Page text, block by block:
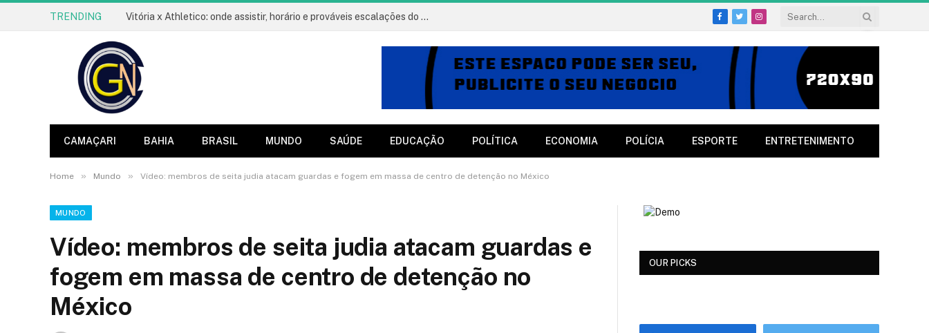
TRENDING Vitória x Athletico: onde assistir, horário e prováveis escalações do jogo
Facebook
TwitterInstagram
CAMAÇARI BAHIA BRASIL MUNDO SAÚDE EDUCAÇÃO POLÍTICA ECONOMIA POLÍCIA ESPORTE ENTRETENIMENTO
Home » Mundo » Vídeo: membros de seita judia atacam guardas e fogem em massa de centro de detenção no México
MUNDO
Vídeo: membros de seita judia atacam guardas e
fogem em massa de centro de detenção no
México
OUR PICKS